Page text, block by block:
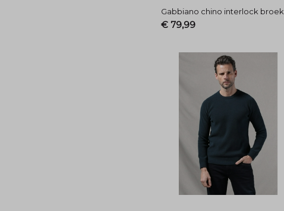
Gabbiano chino interlock broek
€ 79,99